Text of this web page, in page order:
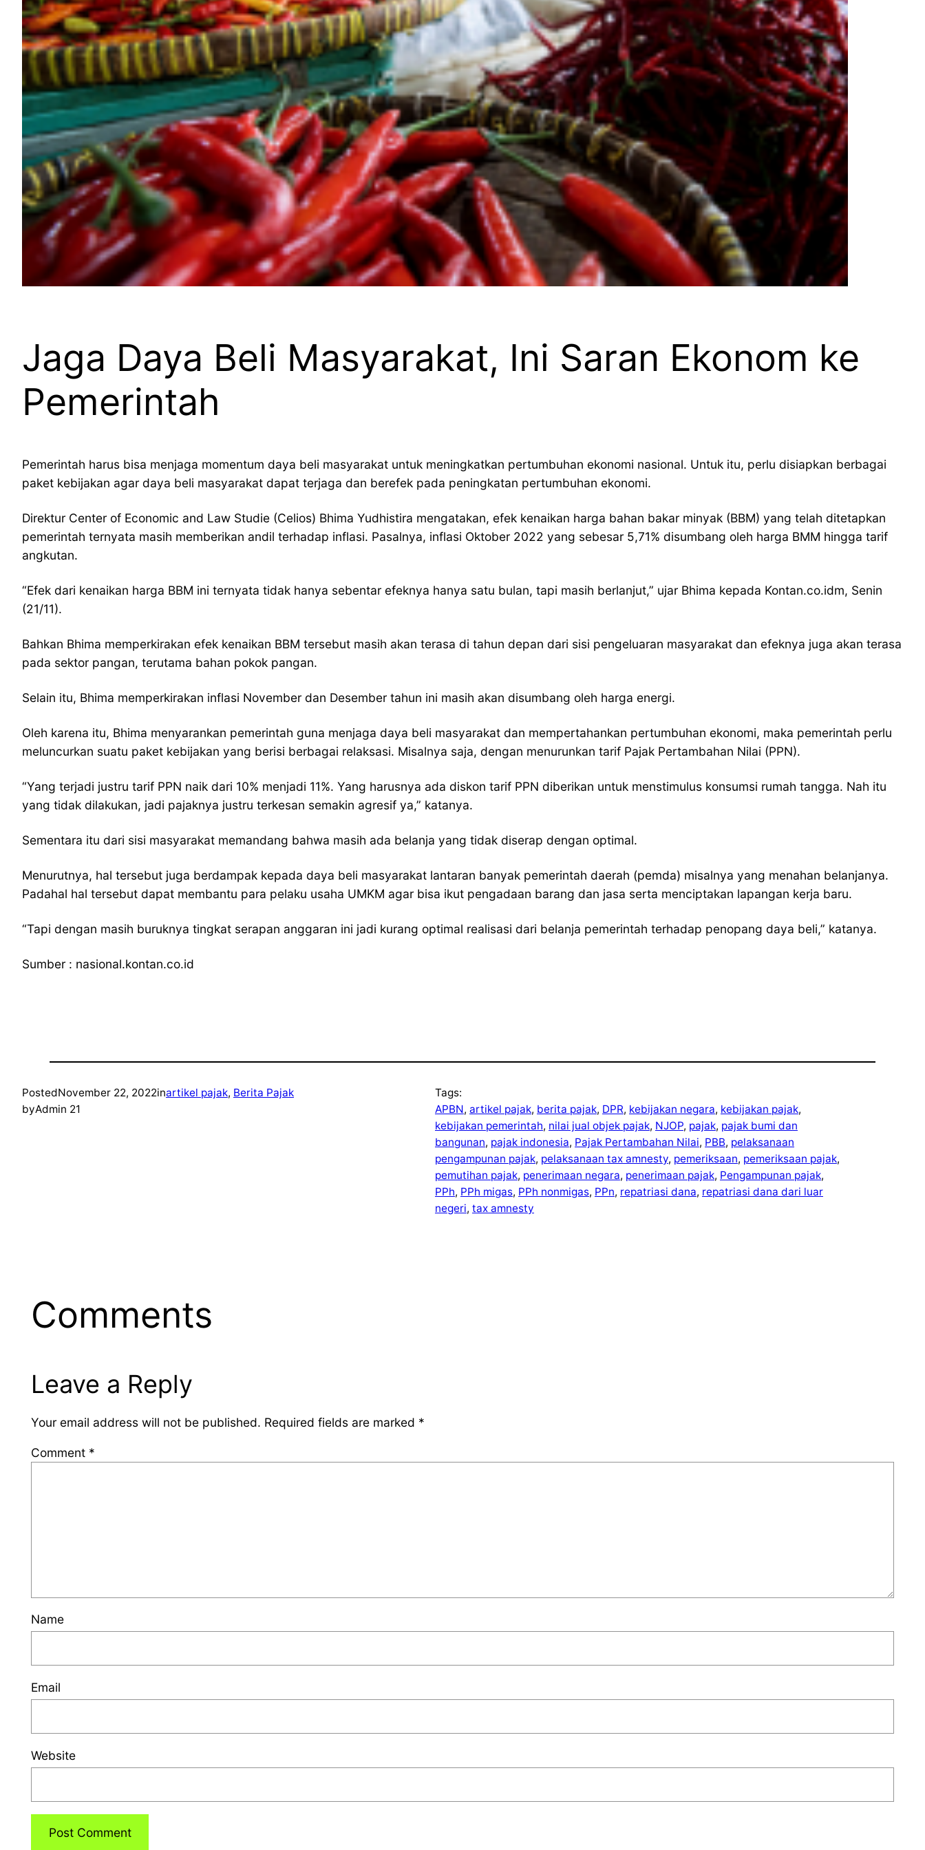
Jaga Daya Beli Masyarakat, Ini Saran Ekonom ke
Pemerintah
Pemerintah harus bisa menjaga momentum daya beli masyarakat untuk meningkatkan pertumbuhan ekonomi nasional. Untuk itu, perlu disiapkan berbagai
paket kebijakan agar daya beli masyarakat dapat terjaga dan berefek pada peningkatan pertumbuhan ekonomi.
Direktur Center of Economic and Law Studie (Celios) Bhima Yudhistira mengatakan, efek kenaikan harga bahan bakar minyak (BBM) yang telah ditetapkan
pemerintah ternyata masih memberikan andil terhadap inflasi. Pasalnya, inflasi Oktober 2022 yang sebesar 5,71% disumbang oleh harga BMM hingga tarif
angkutan.
“Efek dari kenaikan harga BBM ini ternyata tidak hanya sebentar efeknya hanya satu bulan, tapi masih berlanjut,” ujar Bhima kepada Kontan.co.idm, Senin
(21/11).
Bahkan Bhima memperkirakan efek kenaikan BBM tersebut masih akan terasa di tahun depan dari sisi pengeluaran masyarakat dan efeknya juga akan terasa
pada sektor pangan, terutama bahan pokok pangan.
Selain itu, Bhima memperkirakan inflasi November dan Desember tahun ini masih akan disumbang oleh harga energi.
Oleh karena itu, Bhima menyarankan pemerintah guna menjaga daya beli masyarakat dan mempertahankan pertumbuhan ekonomi, maka pemerintah perlu
meluncurkan suatu paket kebijakan yang berisi berbagai relaksasi. Misalnya saja, dengan menurunkan tarif Pajak Pertambahan Nilai (PPN).
“Yang terjadi justru tarif PPN naik dari 10% menjadi 11%. Yang harusnya ada diskon tarif PPN diberikan untuk menstimulus konsumsi rumah tangga. Nah itu
yang tidak dilakukan, jadi pajaknya justru terkesan semakin agresif ya,” katanya.
Sementara itu dari sisi masyarakat memandang bahwa masih ada belanja yang tidak diserap dengan optimal.
Menurutnya, hal tersebut juga berdampak kepada daya beli masyarakat lantaran banyak pemerintah daerah (pemda) misalnya yang menahan belanjanya.
Padahal hal tersebut dapat membantu para pelaku usaha UMKM agar bisa ikut pengadaan barang dan jasa serta menciptakan lapangan kerja baru.
“Tapi dengan masih buruknya tingkat serapan anggaran ini jadi kurang optimal realisasi dari belanja pemerintah terhadap penopang daya beli,” katanya.
Sumber : nasional.kontan.co.id
PostedNovember 22, 2022inartikel pajak, Berita Pajak
byAdmin 21
Tags:
APBN, artikel pajak, berita pajak, DPR, kebijakan negara, kebijakan pajak
kebijakan pemerintah, nilai jual objek pajak, NJOP, pajak, pajak bumi dan
bangunan, pajak indonesia, Pajak Pertambahan Nilai, PBB, pelaksanaan
pengampunan pajak, pelaksanaan tax amnesty, pemeriksaan, pemeriksaan pajak
pemutihan pajak, penerimaan negara, penerimaan pajak, Pengampunan pajak
PPh, PPh migas, PPh nonmigas, PPn, repatriasi dana, repatriasi dana dari luar
negeri, tax amnesty
Comments
Leave a Reply
Your email address will not be published. Required fields are marked *
Comment *
Name
Email
Website